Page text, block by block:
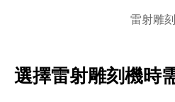
雷射雕
選擇雷射雕刻機時